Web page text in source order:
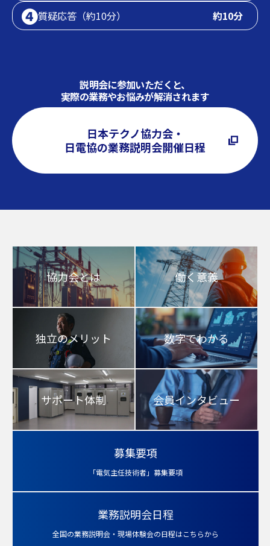
❹質疑応答（約10分） 約10分
説明会に参加いただくと、
実際の業務やお悩みが解消されます
日本テクノ協力会・
日電協の業務説明会開催日程
協力会とは 働く意義
独立のメリット 数字でわかる
サポート体制 会員インタビュー
募集要項
「電気主任技術者」募集要項
業務説明会日程
全国の業務説明会・現場体験会の日程はこちらから